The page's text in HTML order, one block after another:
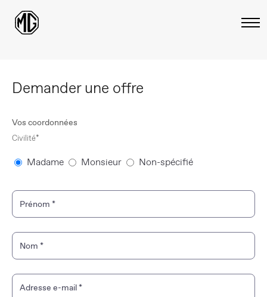
Demander une offre
Vos coordonnées
Civilité*
Madame Monsieur Non-spécifié
Prénom *
Nom *
Adresse e-mail*